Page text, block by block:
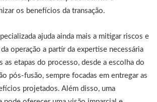
os benefícios da transação.
ajuda ainda mais a mitigar riscos e
operação a partir da expertise necessária
as etapas do processo, desde a escolha do
pós-fusão, sempre focadas em entregar as
projetados. Além disso, uma